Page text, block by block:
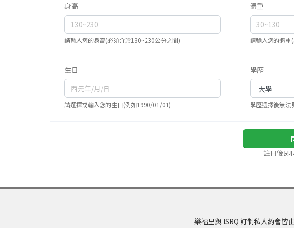
身高
請輸入您的身高(必須介於130~230公分之間)
體重
請輸入您的體重
生日
請選擇或輸入您的生日(例如1990/01/01)
學歷
學歷選擇後無法
註冊後即
樂福里與 ISRQ 訂制私人約會皆由